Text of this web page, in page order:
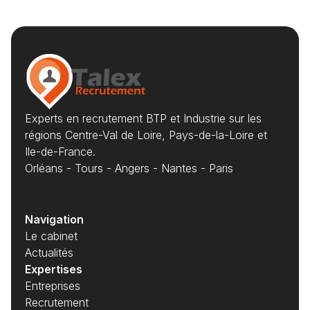
Experts en recrutement BTP et Industrie sur les
régions Centre-Val de Loire, Pays-de-la-Loire et
Ile-de-France.
Orléans - Tours - Angers - Nantes - Paris
Navigation
Le cabinet
Actualités
Expertises
Entreprises
Recrutement